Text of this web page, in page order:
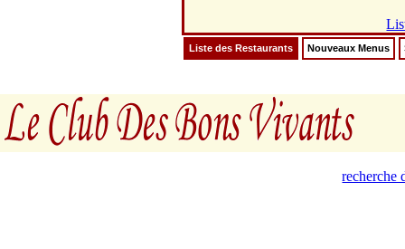
Liste des Restaurants Nouveaux Menus
recherche